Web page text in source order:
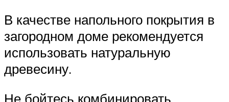
В качестве напольного покрытия в
загородном доме рекомендуется
использовать натуральную
древесину.
Не бойтесь комбинировать